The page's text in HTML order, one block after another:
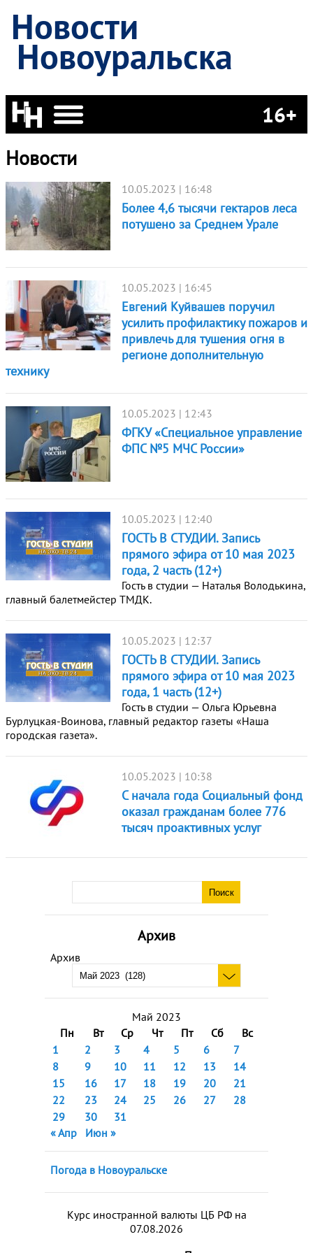
Новости
Новоуральска
16+
Архив
Архив
Май 2023
Пн
Вт Ср Чт Пт Сб
Вс
1
2 3 4 5 6
7
8
9 10 11 12 13
14
15
16 17 18 19 20
21
22
23 24 25 26 27
28
29
30
31
« Апр
Июн »
Погода в Новоуральске
Курс иностранной валюты ЦБ РФ на
07.08.2026
Новости
10.05.2023 | 16:48
Более 4,6 тысячи гектаров леса
потушено за Среднем Урале
10.05.2023 | 16:45
Евгений Куйвашев поручил
усилить профилактику пожаров и
привлечь для тушения огня в
регионе дополнительную
технику
10.05.2023 | 12:43
ФГКУ «Специальное управление
ФПС №5 МЧС России»
10.05.2023 | 12:40
ГОСТЬ В СТУДИИ. Запись
прямого эфира от 10 мая 2023
года, 2 часть (12+)
Гость в студии — Наталья Володькина,
главный балетмейстер ТМДК.
10.05.2023 | 12:37
ГОСТЬ В СТУДИИ. Запись
прямого эфира от 10 мая 2023
года, 1 часть (12+)
Гость в студии — Ольга Юрьевна
Бурлуцкая-Воинова, главный редактор газеты «Наша
городская газета».
10.05.2023 | 10:38
С начала года Социальный фонд
оказал гражданам более 776
тысяч проактивных услуг